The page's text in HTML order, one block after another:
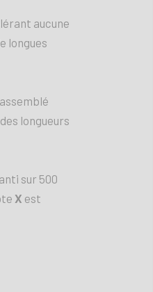
aucune
longues
longueurs
sur 500
X est